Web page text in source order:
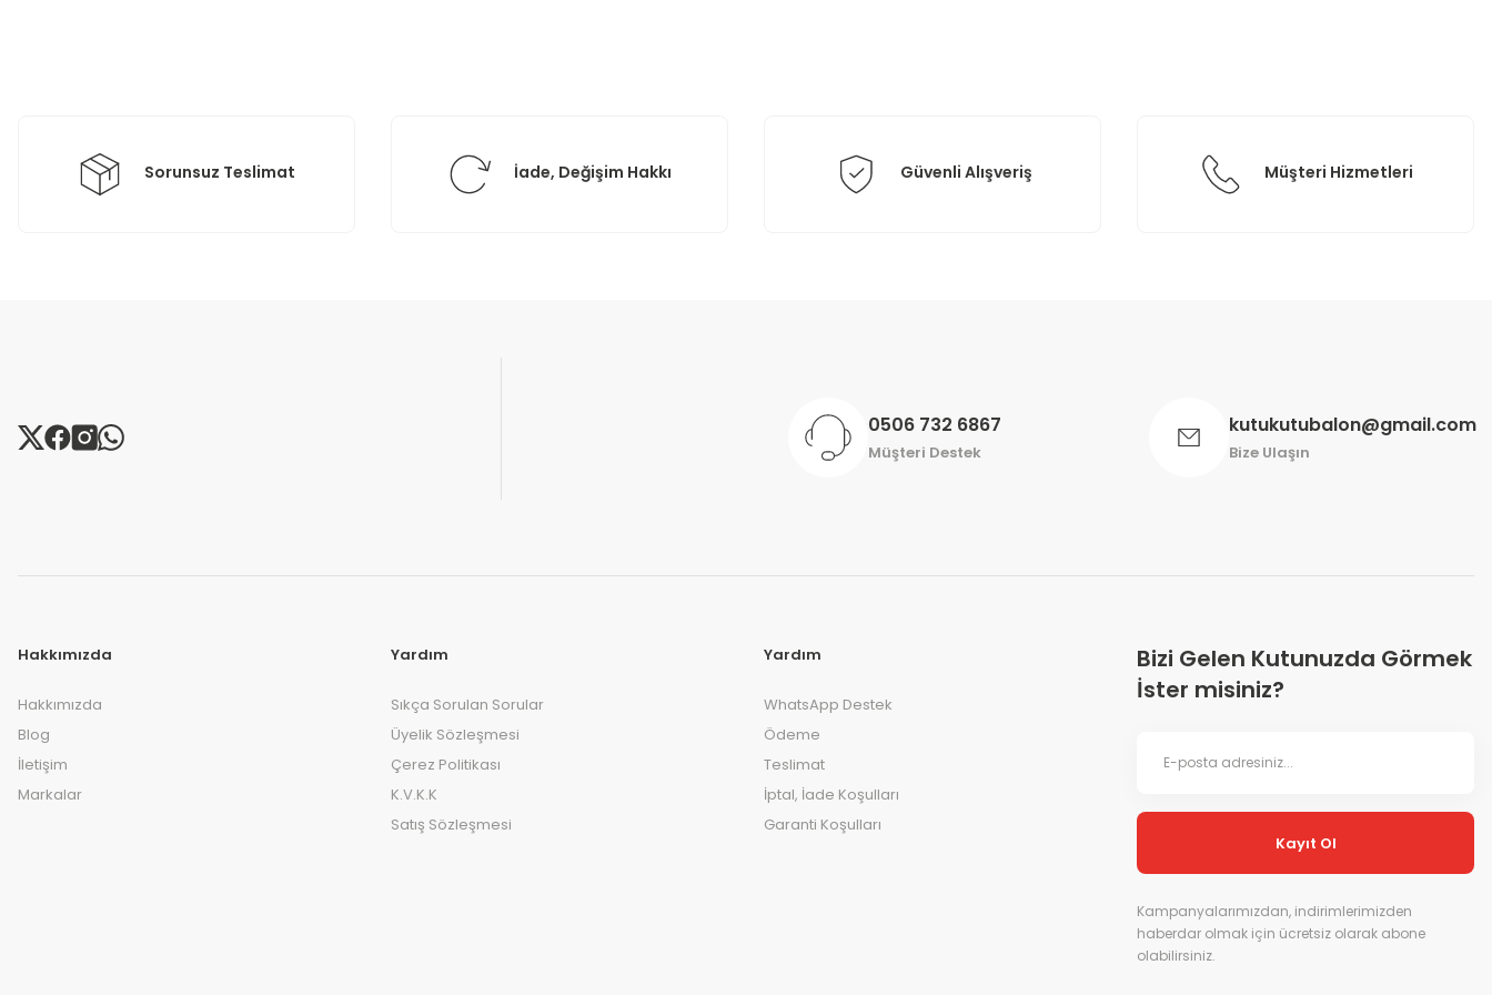
Sorunsuz Teslimat İade, Değişim Hakkı Güvenli Alışveriş Müşteri Hizmetleri
0506 732 6867
Müşteri Destek
kutukutubalon@gmail.com
Bize Ulaşın
Hakkımızda
Hakkımızda
Blog
İletişim
Markalar
Yardım
Sıkça Sorulan Sorular
Üyelik Sözleşmesi
Çerez Politikası
K.V.K.K
Satış Sözleşmesi
Yardım
WhatsApp Destek
Ödeme
Teslimat
İptal, İade Koşulları
Garanti Koşulları
Bizi Gelen Kutunuzda Görmek
İster misiniz?
Kayıt Ol
Kampanyalarımızdan, indirimlerimizden
haberdar olmak için ücretsiz olarak abone
olabilirsiniz.